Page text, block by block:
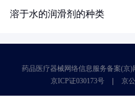
溶于水的润滑剂的种类
药品医疗器械网络信息服务备案(京)
京ICP证030173号
京